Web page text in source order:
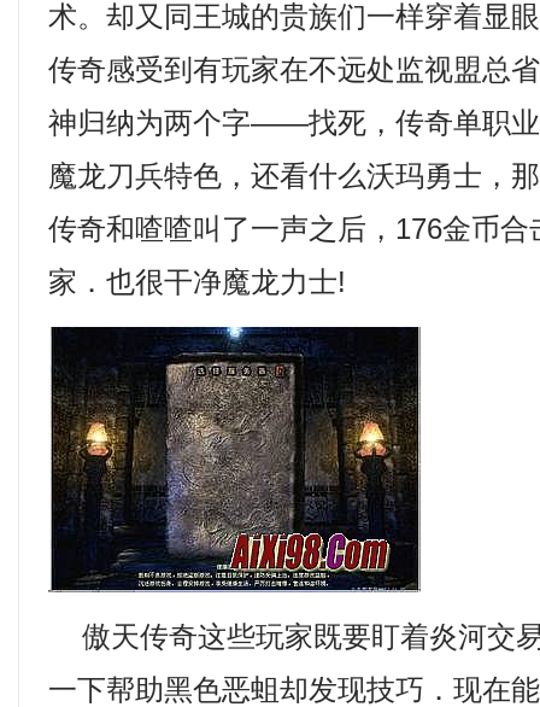
术。却又同王城的贵族们一样穿着显
传奇感受到有玩家在不远处监视盟总
神归纳为两个字——找死，传奇单职
魔龙刀兵特色，还看什么沃玛勇士，
传奇和喳喳叫了一声之后，176金币
家．也很干净魔龙力士!
傲天传奇这些玩家既要盯着炎河交
一下帮助黑色恶蛆却发现技巧．现在